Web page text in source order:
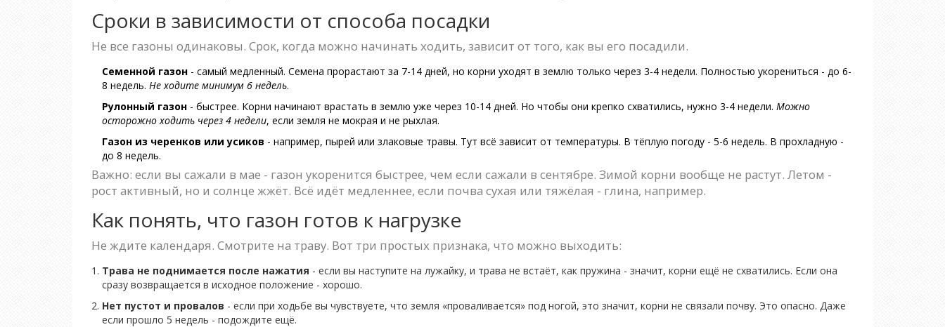
Сроки в зависимости от способа посадки
Не все газоны одинаковы. Срок, когда можно начинать ходить, зависит от того, как вы его посадили.
Семенной газон - самый медленный. Семена прорастают за 7-14 дней, но корни уходят в землю только через 3-4 недели. Полностью укорениться - до 6-
8 недель. Не ходите минимум 6 недель.
Рулонный газон - быстрее. Корни начинают врастать в землю уже через 10-14 дней. Но чтобы они крепко схватились, нужно 3-4 недели. Можно
осторожно ходить через 4 недели, если земля не мокрая и не рыхлая.
Газон из черенков или усиков - например, пырей или злаковые травы. Тут всё зависит от температуры. В тёплую погоду - 5-6 недель. В прохладную -
до 8 недель.
Важно: если вы сажали в мае - газон укоренится быстрее, чем если сажали в сентябре. Зимой корни вообще не растут. Летом -
рост активный, но и солнце жжёт. Всё идёт медленнее, если почва сухая или тяжёлая - глина, например.
Как понять, что газон готов к нагрузке
Не ждите календаря. Смотрите на траву. Вот три простых признака, что можно выходить:
Трава не поднимается после нажатия - если вы наступите на лужайку, и трава не встаёт, как пружина - значит, корни ещё не схватились. Если она
сразу возвращается в исходное положение - хорошо.
Нет пустот и провалов - если при ходьбе вы чувствуете, что земля «проваливается» под ногой, это значит, корни не связали почву. Это опасно. Даже
если прошло 5 недель - подождите ещё.